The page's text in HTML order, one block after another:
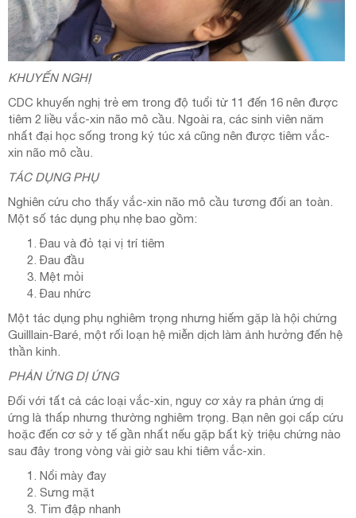
KHUYẾN NGHỊ
CDC khuyến nghị trẻ em trong độ tuổi từ 11 đến 16 nên được
tiêm 2 liều vắc-xin não mô cầu. Ngoài ra, các sinh viên năm
nhất đại học sống trong ký túc xá cũng nên được tiêm vắc-
xin não mô cầu.
TÁC DỤNG PHỤ
Nghiên cứu cho thấy vắc-xin não mô cầu tương đối an toàn.
Một số tác dụng phụ nhẹ bao gồm:
Đau và đỏ tại vị trí tiêm
Đau đầu
Mệt mỏi
Đau nhức
Một tác dụng phụ nghiêm trọng nhưng hiếm gặp là hội chứng
Guilllain-Baré, một rối loạn hệ miễn dịch làm ảnh hưởng đến hệ
thần kinh.
PHẢN ỨNG DỊ ỨNG
Đối với tất cả các loại vắc-xin, nguy cơ xảy ra phản ứng dị
ứng là thấp nhưng thường nghiêm trọng. Bạn nên gọi cấp cứu
hoặc đến cơ sở y tế gần nhất nếu gặp bất kỳ triệu chứng nào
sau đây trong vòng vài giờ sau khi tiêm vắc-xin.
Nổi mày đay
Sưng mặt
Tim đập nhanh